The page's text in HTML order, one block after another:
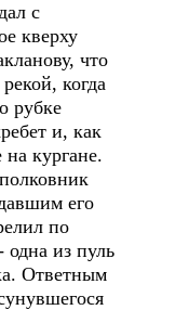
с
кверху
что
когда
рубке
и, как
кургане.
его
по
одна из пуль
Ответным